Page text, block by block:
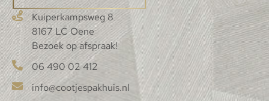
Kuiperkampsweg 8
8167 LC Oene
Bezoek op afspraak!
06 490 02 412
info@cootjespakhuis.nl